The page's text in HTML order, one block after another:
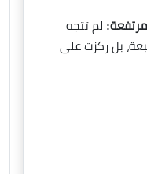
لم تتجه
بل ركزت على